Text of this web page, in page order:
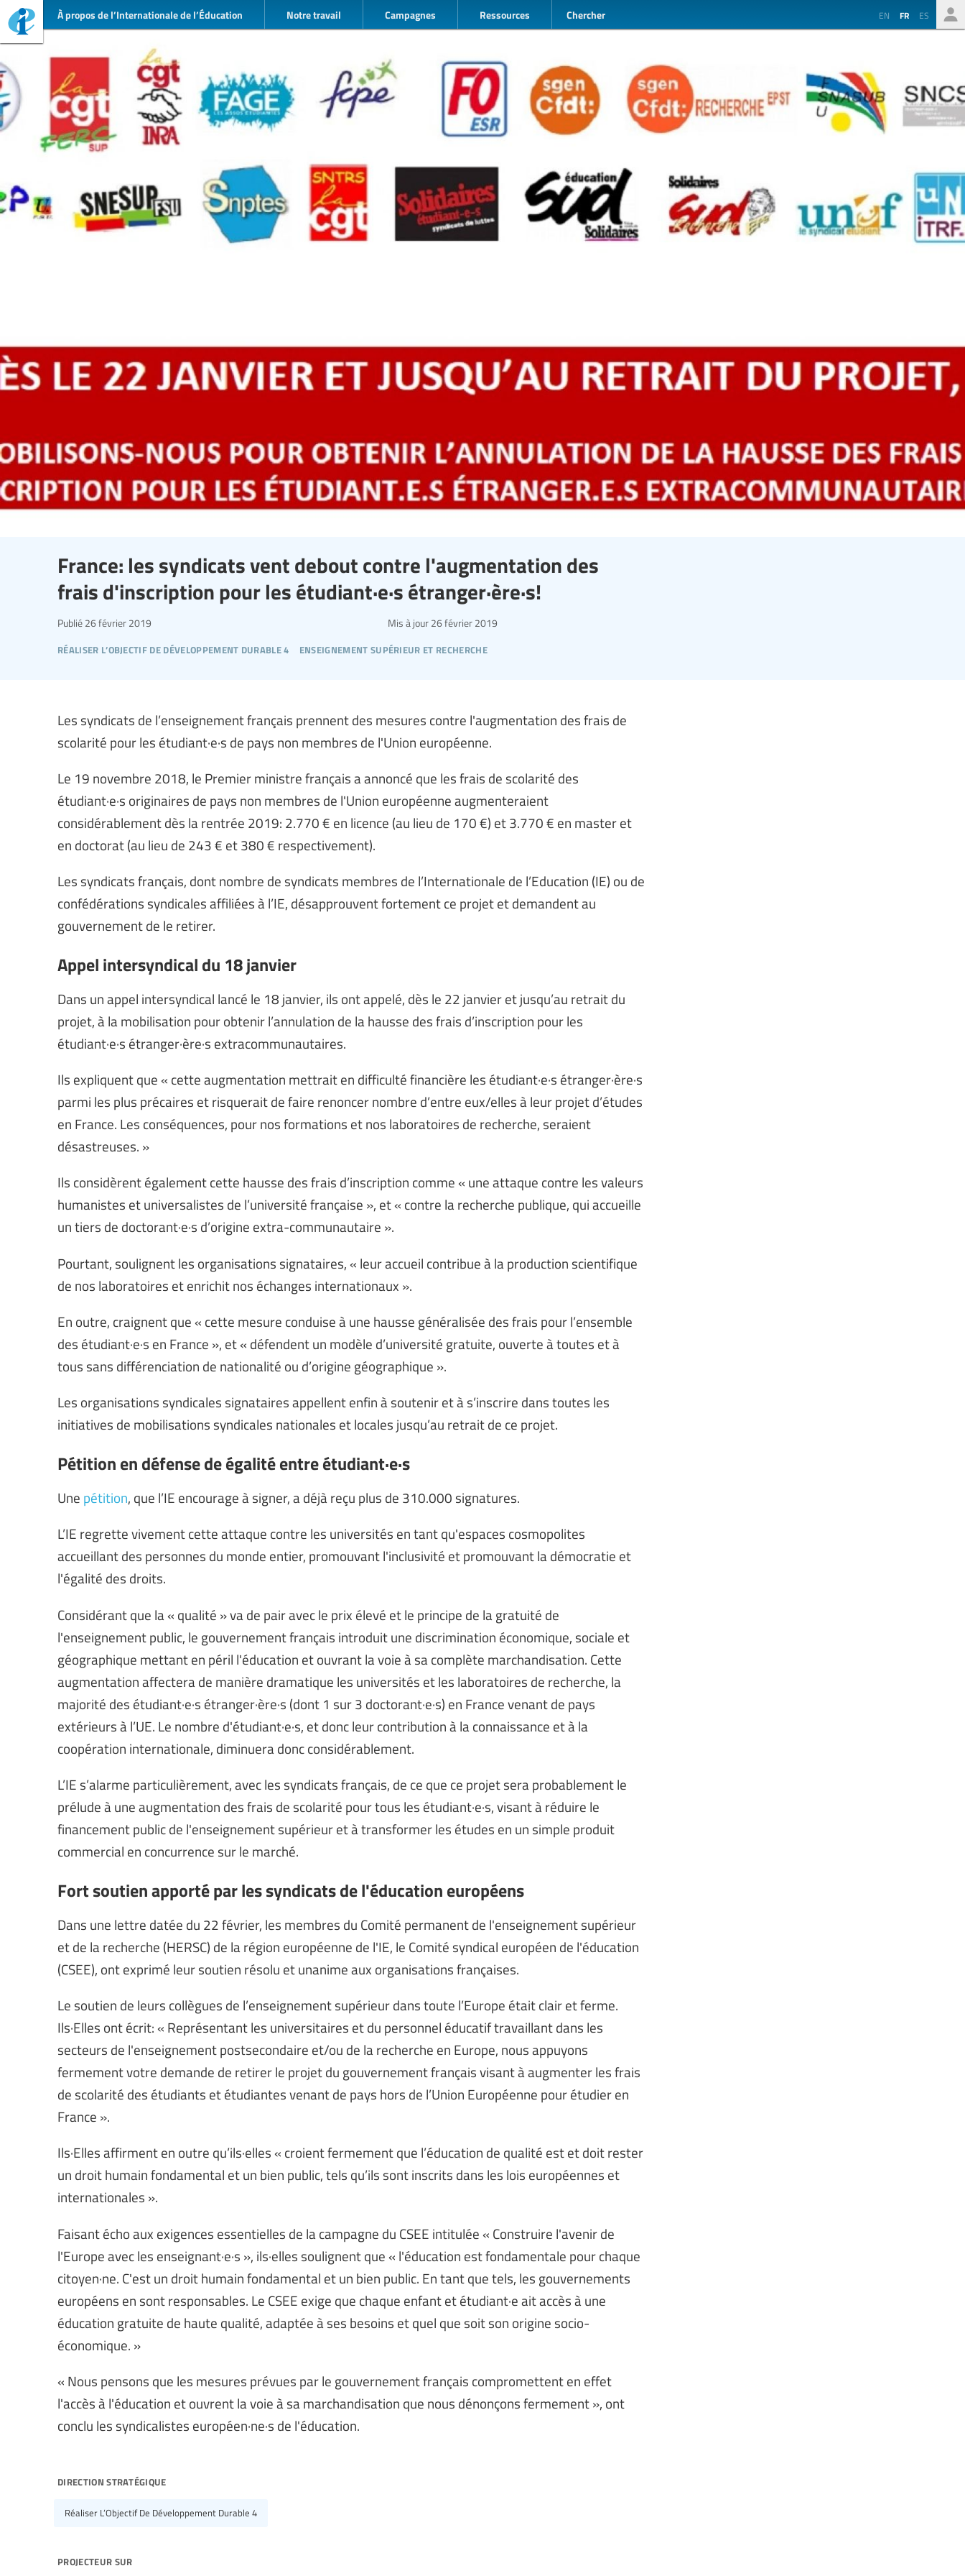
À propos de l’Internationale de l’Éducation Notre travail Campagnes Ressources Chercher EN FR ES
France: les syndicats vent debout contre l'augmentation des
frais d'inscription pour les étudiant·e·s étranger·ère·s!
réaliser l’objectif de développement durable 4 enseignement supérieur et recherche
Publié 26 février 2019 Mis à jour 26 février 2019
Les syndicats de l’enseignement français prennent des mesures contre l'augmentation des frais de
scolarité pour les étudiant·e·s de pays non membres de l'Union européenne.
Le 19 novembre 2018, le Premier ministre français a annoncé que les frais de scolarité des
étudiant·e·s originaires de pays non membres de l'Union européenne augmenteraient
considérablement dès la rentrée 2019: 2.770 € en licence (au lieu de 170 €) et 3.770 € en master et
en doctorat (au lieu de 243 € et 380 € respectivement).
Les syndicats français, dont nombre de syndicats membres de l’Internationale de l’Education (IE) ou de
confédérations syndicales affiliées à l’IE, désapprouvent fortement ce projet et demandent au
gouvernement de le retirer.
Appel intersyndical du 18 janvier
Dans un appel intersyndical lancé le 18 janvier, ils ont appelé, dès le 22 janvier et jusqu’au retrait du
projet, à la mobilisation pour obtenir l’annulation de la hausse des frais d’inscription pour les
étudiant·e·s étranger·ère·s extracommunautaires.
Ils expliquent que « cette augmentation mettrait en difficulté financière les étudiant·e·s étranger·ère·s
parmi les plus précaires et risquerait de faire renoncer nombre d’entre eux/elles à leur projet d’études
en France. Les conséquences, pour nos formations et nos laboratoires de recherche, seraient
désastreuses. »
Ils considèrent également cette hausse des frais d’inscription comme « une attaque contre les valeurs
humanistes et universalistes de l’université française », et « contre la recherche publique, qui accueille
un tiers de doctorant·e·s d’origine extra-communautaire ».
Pourtant, soulignent les organisations signataires, « leur accueil contribue à la production scientifique
de nos laboratoires et enrichit nos échanges internationaux ».
En outre, craignent que « cette mesure conduise à une hausse généralisée des frais pour l’ensemble
des étudiant·e·s en France », et « défendent un modèle d’université gratuite, ouverte à toutes et à
tous sans différenciation de nationalité ou d’origine géographique ».
Les organisations syndicales signataires appellent enfin à soutenir et à s’inscrire dans toutes les
initiatives de mobilisations syndicales nationales et locales jusqu’au retrait de ce projet.
Pétition en défense de égalité entre étudiant·e·s
Une pétition, que l’IE encourage à signer, a déjà reçu plus de 310.000 signatures.
L’IE regrette vivement cette attaque contre les universités en tant qu'espaces cosmopolites
accueillant des personnes du monde entier, promouvant l'inclusivité et promouvant la démocratie et
l'égalité des droits.
Considérant que la « qualité » va de pair avec le prix élevé et le principe de la gratuité de
l'enseignement public, le gouvernement français introduit une discrimination économique, sociale et
géographique mettant en péril l'éducation et ouvrant la voie à sa complète marchandisation. Cette
augmentation affectera de manière dramatique les universités et les laboratoires de recherche, la
majorité des étudiant·e·s étranger·ère·s (dont 1 sur 3 doctorant·e·s) en France venant de pays
extérieurs à l’UE. Le nombre d'étudiant·e·s, et donc leur contribution à la connaissance et à la
coopération internationale, diminuera donc considérablement.
L’IE s’alarme particulièrement, avec les syndicats français, de ce que ce projet sera probablement le
prélude à une augmentation des frais de scolarité pour tous les étudiant·e·s, visant à réduire le
financement public de l'enseignement supérieur et à transformer les études en un simple produit
commercial en concurrence sur le marché.
Fort soutien apporté par les syndicats de l'éducation européens
Dans une lettre datée du 22 février, les membres du Comité permanent de l'enseignement supérieur
et de la recherche (HERSC) de la région européenne de l'IE, le Comité syndical européen de l'éducation
(CSEE), ont exprimé leur soutien résolu et unanime aux organisations françaises.
Le soutien de leurs collègues de l’enseignement supérieur dans toute l’Europe était clair et ferme.
Ils·Elles ont écrit: « Représentant les universitaires et du personnel éducatif travaillant dans les
secteurs de l'enseignement postsecondaire et/ou de la recherche en Europe, nous appuyons
fermement votre demande de retirer le projet du gouvernement français visant à augmenter les frais
de scolarité des étudiants et étudiantes venant de pays hors de l’Union Européenne pour étudier en
France ».
Ils·Elles affirment en outre qu’ils·elles « croient fermement que l’éducation de qualité est et doit rester
un droit humain fondamental et un bien public, tels qu’ils sont inscrits dans les lois européennes et
internationales ».
Faisant écho aux exigences essentielles de la campagne du CSEE intitulée « Construire l'avenir de
l'Europe avec les enseignant·e·s », ils·elles soulignent que « l'éducation est fondamentale pour chaque
citoyen·ne. C'est un droit humain fondamental et un bien public. En tant que tels, les gouvernements
européens en sont responsables. Le CSEE exige que chaque enfant et étudiant·e ait accès à une
éducation gratuite de haute qualité, adaptée à ses besoins et quel que soit son origine socio-
économique. »
« Nous pensons que les mesures prévues par le gouvernement français compromettent en effet
l'accès à l'éducation et ouvrent la voie à sa marchandisation que nous dénonçons fermement », ont
conclu les syndicalistes européen·ne·s de l'éducation.
direction stratégique
Réaliser L’Objectif De Développement Durable 4
projecteur sur